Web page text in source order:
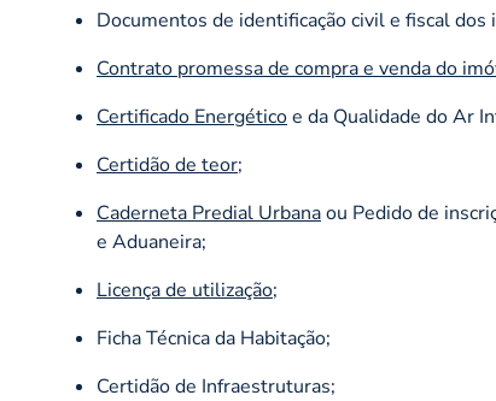
Documentos de identificação civil e fiscal
Contrato promessa de compra e venda do
Certificado Energéticoe da Qualidade do Ar
Certidão de teor;
Caderneta Predial Urbanaou Pedido de
e Aduaneira;
Licença de utilização;
Ficha Técnica da Habitação;
Certidão de Infraestruturas;